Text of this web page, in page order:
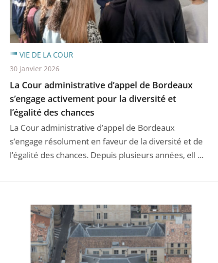
La Cour administrative d’appel de Bordeaux
s’engage activement pour la diversité et
l’égalité des chances
La Cour administrative d’appel de Bordeaux
s’engage résolument en faveur de la diversité et de
l’égalité des chances. Depuis plusieurs années, ell ...
VIE DE LA COUR
30 janvier 2026